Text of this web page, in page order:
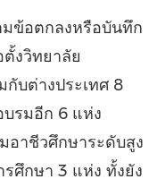
ข้อตกลงหรือบันทึก
งวิทยาลัย
บต่างประเทศ 8
รมอีก 6 แห่ง
อาชีวศึกษาระดับสูง
ศึกษา 3 แห่ง ทั้งยัง